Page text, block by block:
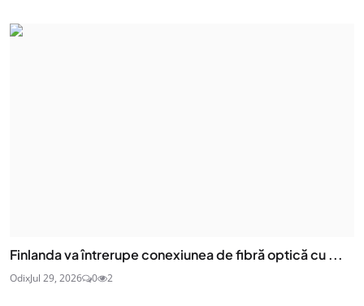
Finlanda va întrerupe conexiunea de fibră optică cu ...
OdixJul 29, 2026 0 2